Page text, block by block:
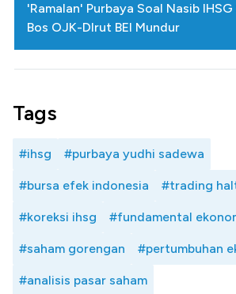
'Ramalan' Purbaya Soal Nasib IHSG
Bos OJK-DIrut BEI Mundur
Tags
#ihsg #purbaya yudhi sadewa
#bursa efek indonesia #trading
#koreksi ihsg #fundamental
#saham gorengan #pertumbuhan
#analisis pasar saham